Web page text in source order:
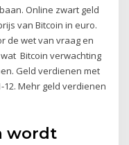
Online zwart geld
van Bitcoin in euro.
de wet van vraag en
Bitcoin verwachting
Geld verdienen met
Mehr geld verdienen
wordt